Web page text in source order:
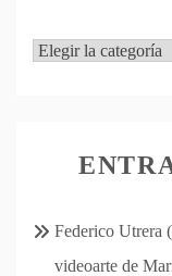
Categorías
Federico Utrera
videoarte de